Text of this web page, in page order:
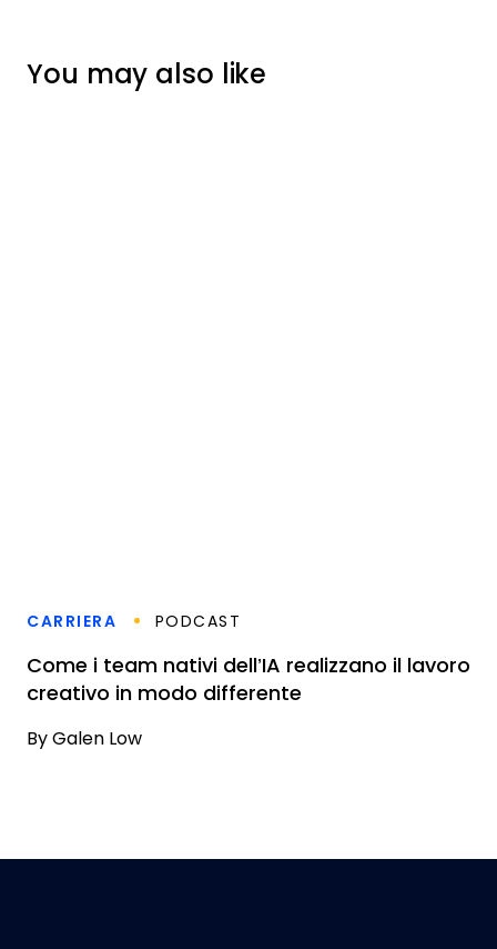
You may also like
CARRIERA PODCAST
Come i team nativi dell’IA realizzano il lavoro
creativo in modo differente
By Galen Low